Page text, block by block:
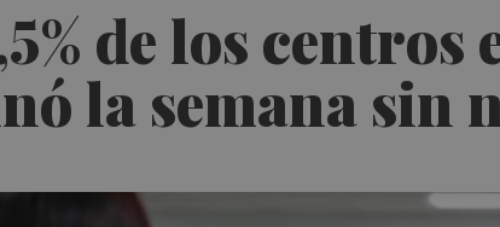
de los centros
la semana sin